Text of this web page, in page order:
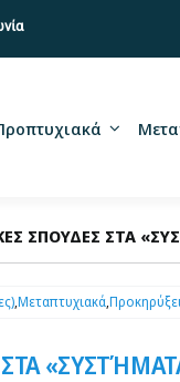
ΣΠΟΥΔΕΣ ΣΤΑ
,Μεταπτυχιακά,